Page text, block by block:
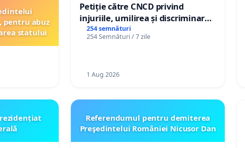
pentru abuz
statului
Petiție către CNCD privind
injuriile, umilirea și discriminarea
persoanelor cu dizabilități de
către utilizatorul TikTok „Gorici”
254 semnături
254 Semnături / 7 zile
1 Aug 2026
Referendumul pentru demiterea
Preşedintelui României Nicusor Dan